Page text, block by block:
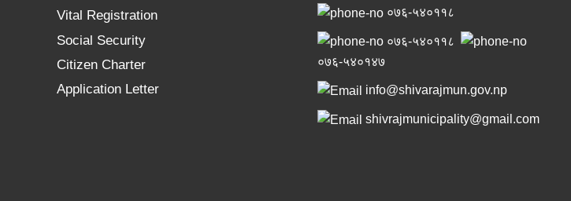
Vital Registration
Social Security
Citizen Charter
Application Letter
०७६-५४०११८
०७६-५४०११८
०७६-५४०१४७
info@shivarajmun.gov.np
shivrajmunicipality@gmail.com